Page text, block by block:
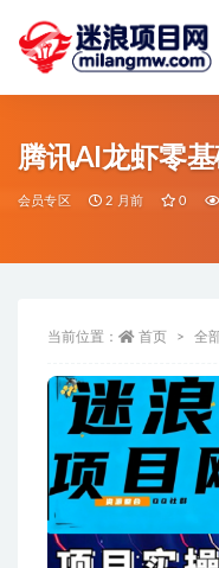
腾讯AI龙虾零
会员专区 2 月前 0
当前位置： 首页 全